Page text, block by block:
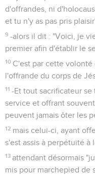
d'offrandes, ni
et tu n'y as pas pris
9 -alors il dit : "Voici, je
premier afin d'établir le
10 C'est par cette volonté
l'offrande du corps de
11 -Et tout sacrificateur
service et offrant
peuvent jamais ôter les
12 mais celui-ci, ayant
s'est assis à perpétuité à
13 attendant désormais
mis pour marchepied de